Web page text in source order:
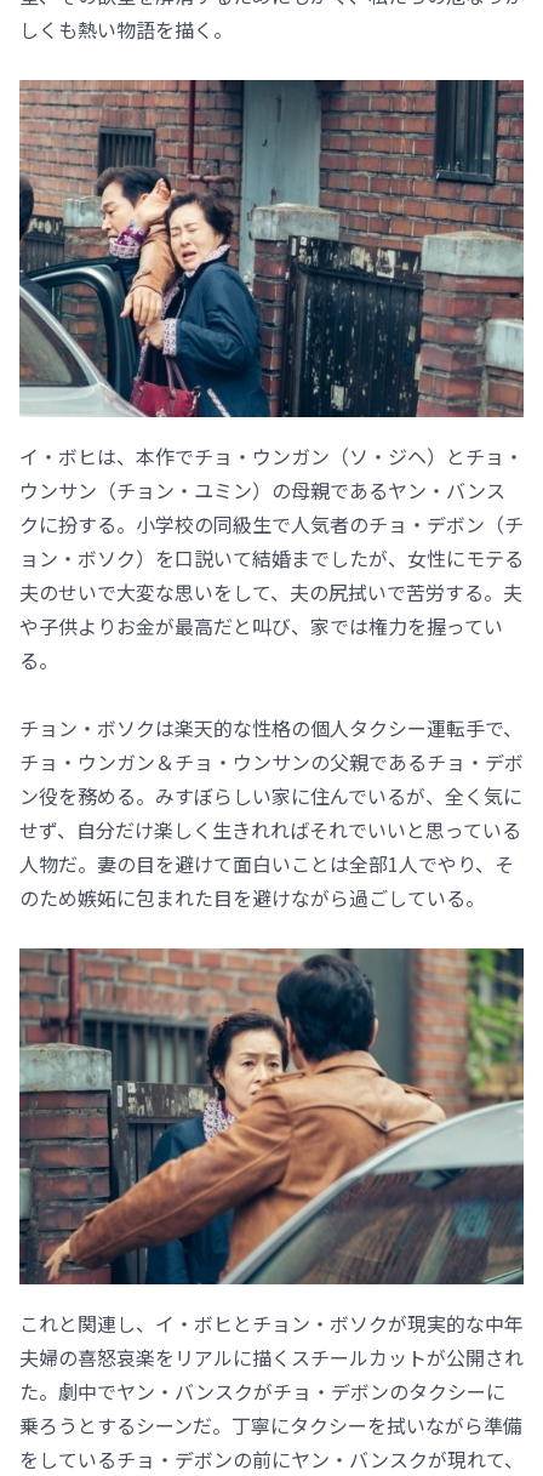
しくも熱い物語を描く。
イ・ボヒは、本作でチョ・ウンガン（ソ・ジヘ）とチョ・
ウンサン（チョン・ユミン）の母親であるヤン・バンス
クに扮する。小学校の同級生で人気者のチョ・デボン（チ
ョン・ボソク）を口説いて結婚までしたが、女性にモテる
夫のせいで大変な思いをして、夫の尻拭いで苦労する。夫
や子供よりお金が最高だと叫び、家では権力を握ってい
る。
チョン・ボソクは楽天的な性格の個人タクシー運転手で、
チョ・ウンガン＆チョ・ウンサンの父親であるチョ・デボ
ン役を務める。みすぼらしい家に住んでいるが、全く気に
せず、自分だけ楽しく生きれればそれでいいと思っている
人物だ。妻の目を避けて面白いことは全部1人でやり、そ
のため嫉妬に包まれた目を避けながら過ごしている。
これと関連し、イ・ボヒとチョン・ボソクが現実的な中年
夫婦の喜怒哀楽をリアルに描くスチールカットが公開され
た。劇中でヤン・バンスクがチョ・デボンのタクシーに
乗ろうとするシーンだ。丁寧にタクシーを拭いながら準備
をしているチョ・デボンの前にヤン・バンスクが現れて、